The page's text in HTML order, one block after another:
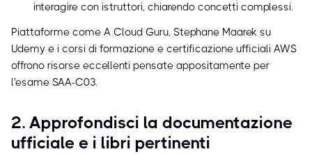
interagire con istruttori, chiarendo concetti complessi.
Piattaforme come A Cloud Guru, Stephane Maarek su
Udemy e i corsi di formazione e certificazione ufficiali AWS
offrono risorse eccellenti pensate appositamente per
l'esame SAA-C03.
2. Approfondisci la documentazione
ufficiale e i libri pertinenti